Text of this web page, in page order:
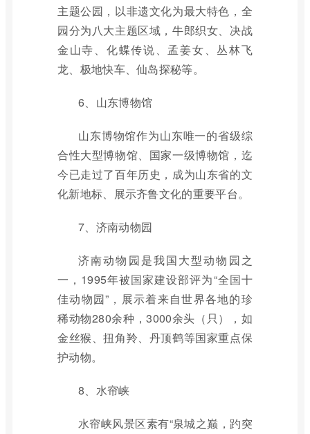
主题公园，以非遗文化为最大特色，全
园分为八大主题区域，牛郎织女、决战
金山寺、化蝶传说、孟姜女、丛林飞
龙、极地快车、仙岛探秘等。
6、山东博物馆
山东博物馆作为山东唯一的省级综
合性大型博物馆、国家一级博物馆，迄
今已走过了百年历史，成为山东省的文
化新地标、展示齐鲁文化的重要平台。
7、济南动物园
济南动物园是我国大型动物园之
一，1995年被国家建设部评为“全国十
佳动物园”，展示着来自世界各地的珍
稀动物280余种，3000余头（只），如
金丝猴、扭角羚、丹顶鹤等国家重点保
护动物。
8、水帘峡
水帘峡风景区素有“泉城之巅，趵突